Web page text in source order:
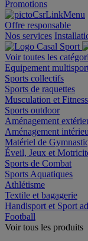
Promotions
Offre responsable
Nos services
Voir toutes les
Equipement
Sports collectifs
Sports de raquettes
Musculation et Fitness
Sports outdoor
Aménagement
Aménagement
Matériel de
Éveil, Jeux et
Sports de Combat
Sports Aquatiques
Athlétisme
Textile et bagagerie
Handisport et Sport
Football
Voir tous les produits